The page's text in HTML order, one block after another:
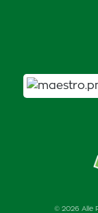
© 2026 Alle